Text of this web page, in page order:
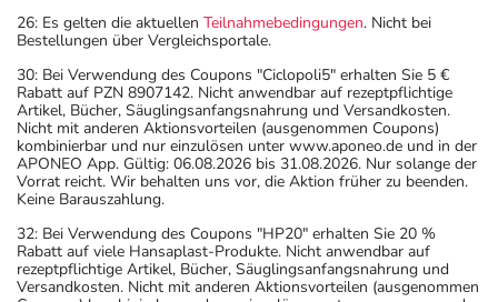
26: Es gelten die aktuellen Teilnahmebedingungen. Nicht bei
Bestellungen über Vergleichsportale.
30: Bei Verwendung des Coupons "Ciclopoli5" erhalten Sie 5 €
Rabatt auf PZN 8907142. Nicht anwendbar auf rezeptpflichtige
Artikel, Bücher, Säuglingsanfangsnahrung und Versandkosten.
Nicht mit anderen Aktionsvorteilen (ausgenommen Coupons)
kombinierbar und nur einzulösen unter www.aponeo.de und in der
APONEO App. Gültig: 06.08.2026 bis 31.08.2026. Nur solange der
Vorrat reicht. Wir behalten uns vor, die Aktion früher zu beenden.
Keine Barauszahlung.
32: Bei Verwendung des Coupons "HP20" erhalten Sie 20 %
Rabatt auf viele Hansaplast-Produkte. Nicht anwendbar auf
rezeptpflichtige Artikel, Bücher, Säuglingsanfangsnahrung und
Versandkosten. Nicht mit anderen Aktionsvorteilen (ausgenommen